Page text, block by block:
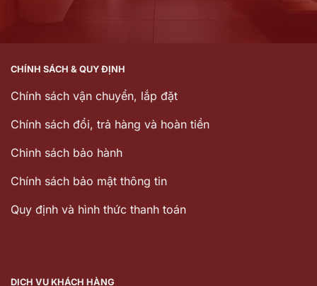
CHÍNH SÁCH & QUY ĐỊNH
Chính sách vận chuyển, lắp đặt
Chính sách đổi, trả hàng và hoàn tiền
Chinh sách bảo hành
Chính sách bảo mật thông tin
Quy định và hình thức thanh toán
DỊCH VỤ KHÁCH HÀNG